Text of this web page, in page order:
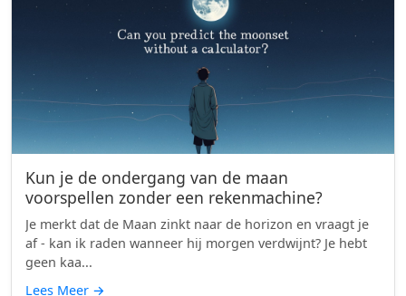
Kun je de ondergang van de maan
voorspellen zonder een rekenmachine?
Je merkt dat de Maan zinkt naar de horizon en vraagt je
af - kan ik raden wanneer hij morgen verdwijnt? Je hebt
geen kaa...
Lees Meer →